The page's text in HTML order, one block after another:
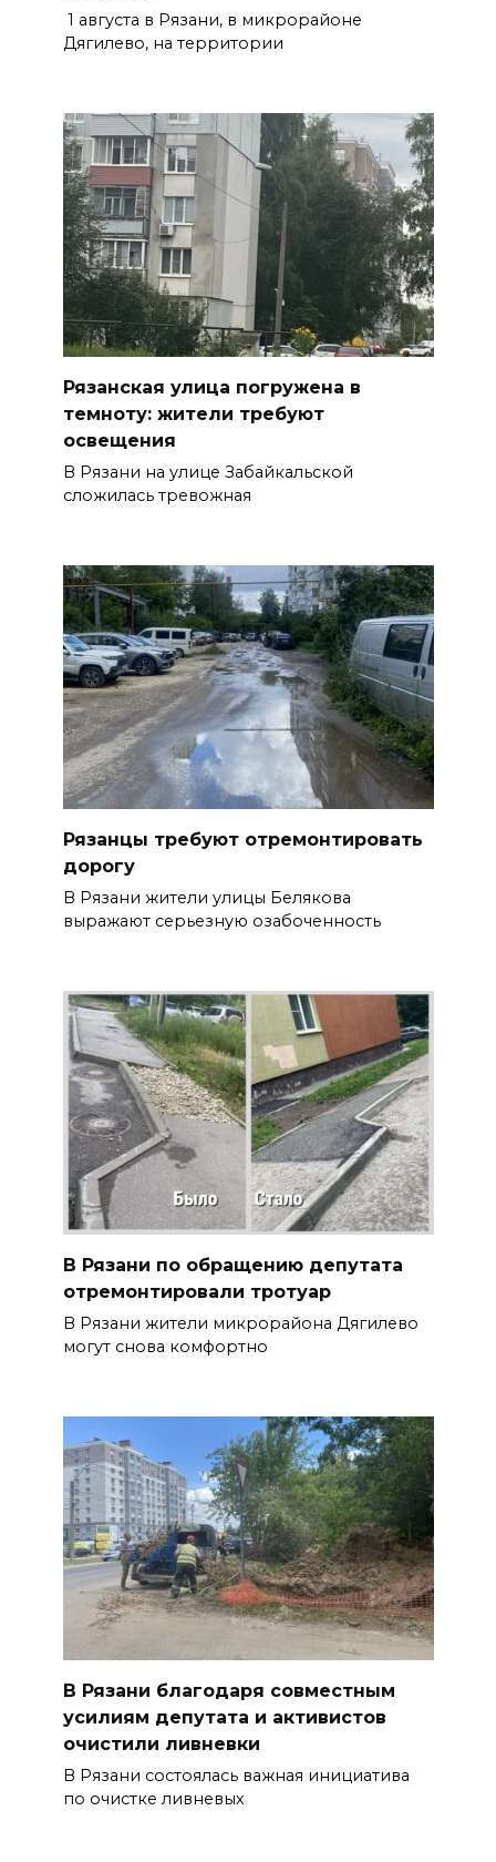
1 августа в Рязани, в микрорайоне
Дягилево, на территории
Рязанская улица погружена в
темноту: жители требуют
освещения
В Рязани на улице Забайкальской
сложилась тревожная
Рязанцы требуют отремонтировать
дорогу
В Рязани жители улицы Белякова
выражают серьезную озабоченность
В Рязани по обращению депутата
отремонтировали тротуар
В Рязани жители микрорайона Дягилево
могут снова комфортно
В Рязани благодаря совместным
усилиям депутата и активистов
очистили ливневки
В Рязани состоялась важная инициатива
по очистке ливневых